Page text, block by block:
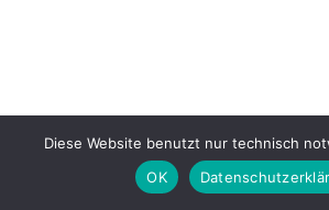
Diese Website benutzt nur technisch
OK